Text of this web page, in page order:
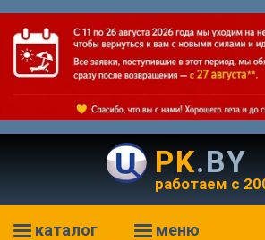
PK.BY
работаем с
каталог меню